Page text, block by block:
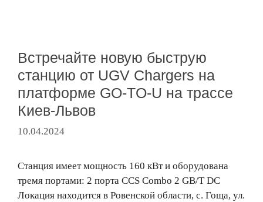
Встречайте новую быструю
станцию ​​от UGV Chargers на
платформе GO-TO-U на трассе
Киев-Львов
10.04.2024
Станция имеет мощность 160 кВт и оборудована
тремя портами: 2 порта CCS Combo 2 GB/T DC
Локация находится в Ровенской области, с. Гоща, ул.